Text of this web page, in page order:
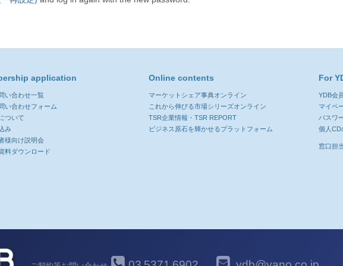
application
い合わせ一覧
い合わせフォーム
ついて
み
様向け説明会
料ダウンロード
Online contents
マーケットシェア事典オンライン
これから伸びる市場シリーズオンライン
TSR企業情報・TSR REPORT
ビジネス原石を輝かせるプラットフォーム
For
YDB会
マイペ
パスワ
個人CD
窓口担